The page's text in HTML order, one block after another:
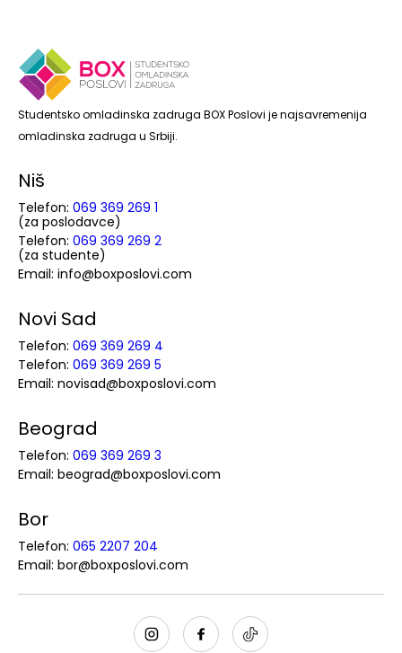
Studentsko omladinska zadruga BOX Poslovi je najsavremenija
omladinska zadruga u Srbiji.
Niš
Telefon: 069 369 269 1
(za poslodavce)
Telefon: 069 369 269 2
(za studente)
Email: info@boxposlovi.com
Novi Sad
Telefon: 069 369 269 4
Telefon: 069 369 269 5
Email: novisad@boxposlovi.com
Beograd
Telefon: 069 369 269 3
Email: beograd@boxposlovi.com
Bor
Telefon: 065 2207 204
Email: bor@boxposlovi.com